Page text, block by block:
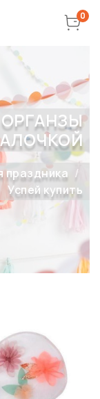
0
праздника
Успей купить